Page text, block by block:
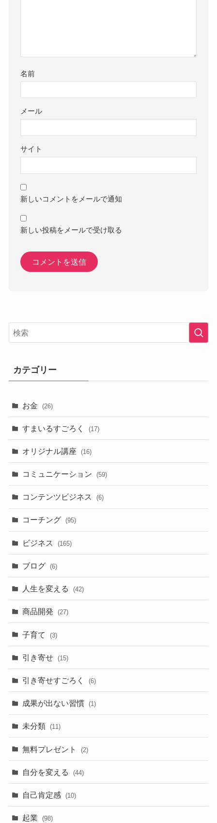
名前
メール
サイト
新しいコメントをメールで通知
新しい投稿をメールで受け取る
カテゴリー
お金 (26)
すまいるすごろく (17)
オリジナル講座 (16)
コミュニケーション (59)
コンテンツビジネス (6)
コーチング (95)
ビジネス (165)
ブログ (6)
人生を変える (42)
商品開発 (27)
子育て (3)
引き寄せ (15)
引き寄せすごろく (6)
成果が出ない習慣 (1)
未分類 (11)
無料プレゼント (2)
自分を変える (44)
自己肯定感 (10)
起業 (98)